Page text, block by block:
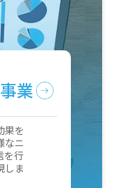
業
果を
なニ
を行
しま